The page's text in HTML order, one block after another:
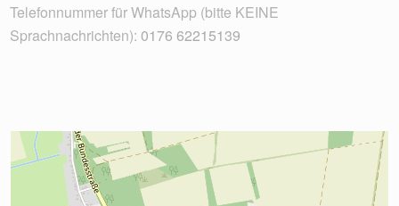
Telefonnummer für WhatsApp (bitte KEINE
Sprachnachrichten): 0176 62215139